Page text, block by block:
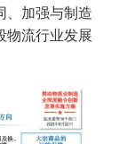
、加强与制造
物流行业发展